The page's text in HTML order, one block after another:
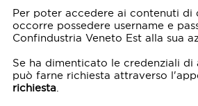
Per poter accedere ai contenuti di
occorre possedere username e
Confindustria Veneto Est alla sua
Se ha dimenticato le credenziali di
può farne richiesta attraverso
richiesta.